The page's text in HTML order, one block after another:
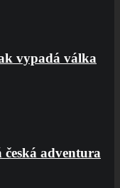
vypadá válka
česká adventura